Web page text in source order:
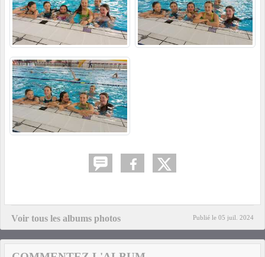
Voir tous les albums photos Publié le 05 juil. 2024